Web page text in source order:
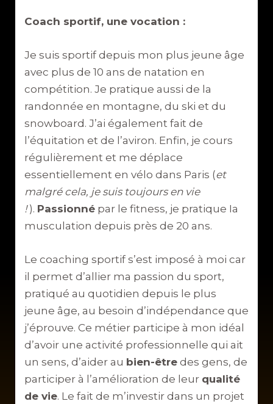
Coach sportif, une vocation :
Je suis sportif depuis mon plus jeune âge
avec plus de 10 ans de natation en
compétition. Je pratique aussi de la
randonnée en montagne, du ski et du
snowboard. J’ai également fait de
l’équitation et de l’aviron. Enfin, je cours
régulièrement et me déplace
essentiellement en vélo dans Paris (et
malgré cela, je suis toujours en vie
!). Passionné par le fitness, je pratique Ia
musculation depuis près de 20 ans.
Le coaching sportif s’est imposé à moi car
il permet d’allier ma passion du sport,
pratiqué au quotidien depuis le plus
jeune âge, au besoin d’indépendance que
j’éprouve. Ce métier participe à mon idéal
d’avoir une activité professionnelle qui ait
un sens, d’aider au bien-être des gens, de
participer à l’amélioration de leur qualité
de vie. Le fait de m’investir dans un projet